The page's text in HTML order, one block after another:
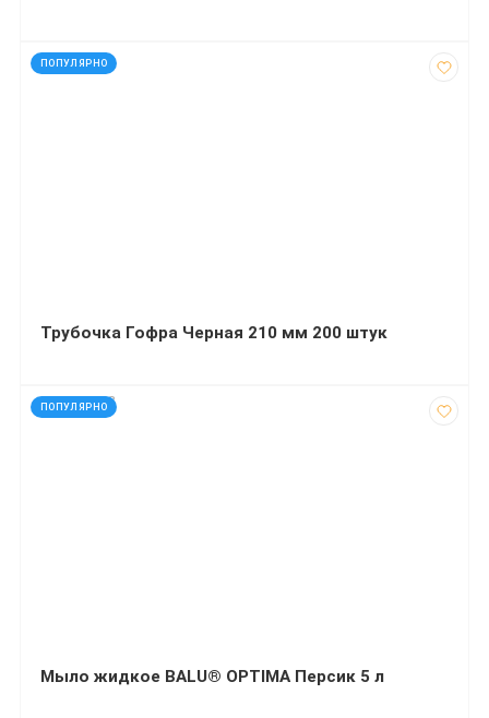
ПОПУЛЯРНО
код: 60175
Трубочка Гофра Черная 210 мм 200 штук
ПОПУЛЯРНО
код: 927208
Мыло жидкое BALU® OPTIMA Персик 5 л